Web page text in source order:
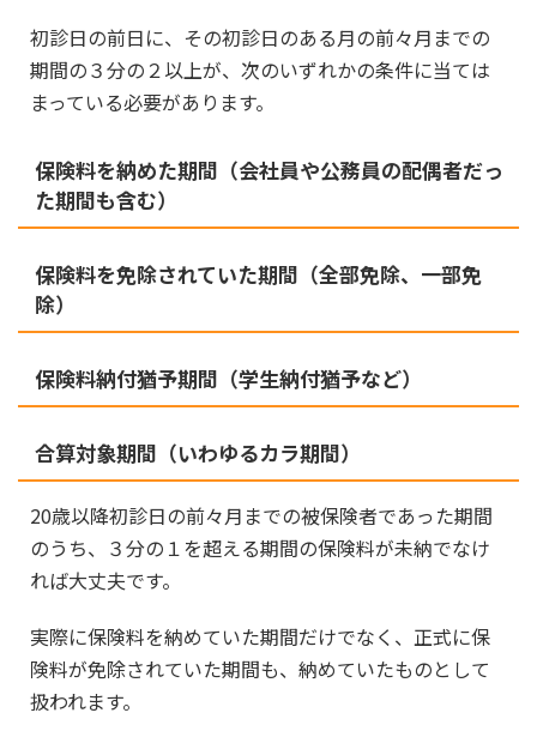
初診日の前日に、その初診日のある月の前々月までの
期間の３分の２以上が、次のいずれかの条件に当ては
まっている必要があります。
保険料を納めた期間（会社員や公務員の配偶者だっ
た期間も含む）
保険料を免除されていた期間（全部免除、一部免
除）
保険料納付猶予期間（学生納付猶予など）
合算対象期間（いわゆるカラ期間）
20歳以降初診日の前々月までの被保険者であった期間
のうち、３分の１を超える期間の保険料が未納でなけ
れば大丈夫です。
実際に保険料を納めていた期間だけでなく、正式に保
険料が免除されていた期間も、納めていたものとして
扱われます。